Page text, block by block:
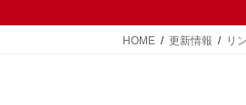
HOME 更新情報 リ